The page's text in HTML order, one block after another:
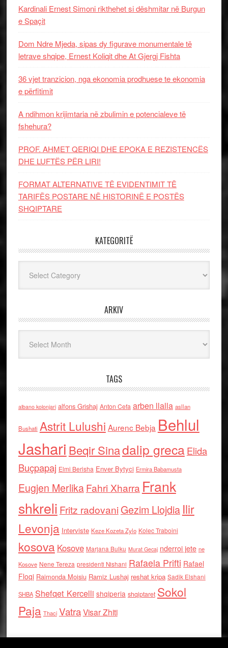
Kardinali Ernest Simoni rikthehet si dëshmitar në Burgun
e Spaçit
Dom Ndre Mjeda, sipas dy figurave monumentale të
letrave shqipe, Ernest Koliqit dhe At Gjergj Fishta
36 vjet tranzicion, nga ekonomia prodhuese te ekonomia
e përfitimit
A ndihmon krijimtaria në zbulimin e potencialeve të
fshehura?
PROF. AHMET QERIQI DHE EPOKA E REZISTENCЁS
DHE LUFTЁS PЁR LIRI!
FORMAT ALTERNATIVE TË EVIDENTIMIT TË
TARIFËS POSTARE NË HISTORINË E POSTËS
SHQIPTARE
KATEGORITË
ARKIV
TAGS
albano kolonjari alfons Grishaj Anton Cefa arben llalla asllan
Bushati Astrit Lulushi Aurenc Bebja Behlul
Jashari Beqir Sinadalip grecaElida
Buçpapaj Elmi Berisha Enver Bytyci Ermira Babamusta
Eugjen MerlikaFahri Xharra Frank
shkreli Fritz radovaniGezim Llojdia Ilir
Levonja Interviste Keze Kozeta Zylo Kolec Traboini
kosova Kosove Marjana Bulku Murat Gecaj nderroi jete ne
Kosove Nene Tereza presidenti Nishani Rafaela Prifti Rafael
Floqi Raimonda Moisiu Ramiz Lushaj reshat kripa Sadik Elshani
SHBA Shefqet Kercelli shqiperia shqiptaret Sokol
Paja Thaci VatraVisar Zhiti